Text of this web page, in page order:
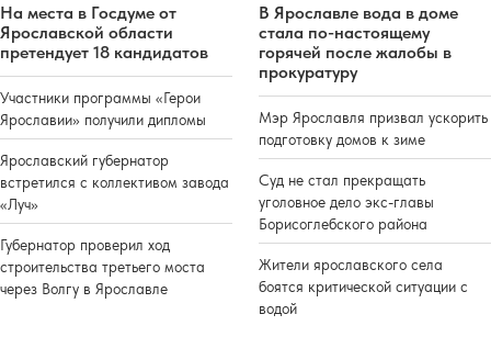
На места в Госдуме от
Ярославской области
претендует 18 кандидатов
Участники программы «Герои
Ярославии» получили дипломы
Ярославский губернатор
встретился с коллективом завода
«Луч»
Губернатор проверил ход
строительства третьего моста
через Волгу в Ярославле
В Ярославле вода в доме
стала по-настоящему
горячей после жалобы в
прокуратуру
Мэр Ярославля призвал ускорить
подготовку домов к зиме
Суд не стал прекращать
уголовное дело экс-главы
Борисоглебского района
Жители ярославского села
боятся критической ситуации с
водой